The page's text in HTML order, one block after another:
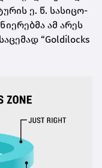
ე. წ. სა­სი­ცო­
ამ არეს
“Goldilocks